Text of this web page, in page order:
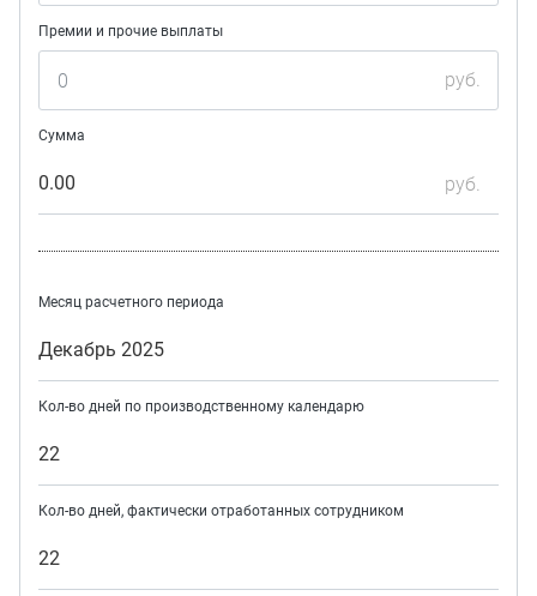
Премии и прочие выплаты
руб.
Сумма
0.00 руб.
Месяц расчетного периода
Декабрь 2025
Кол-во дней по производственному календарю
22
Кол-во дней, фактически отработанных сотрудником
22